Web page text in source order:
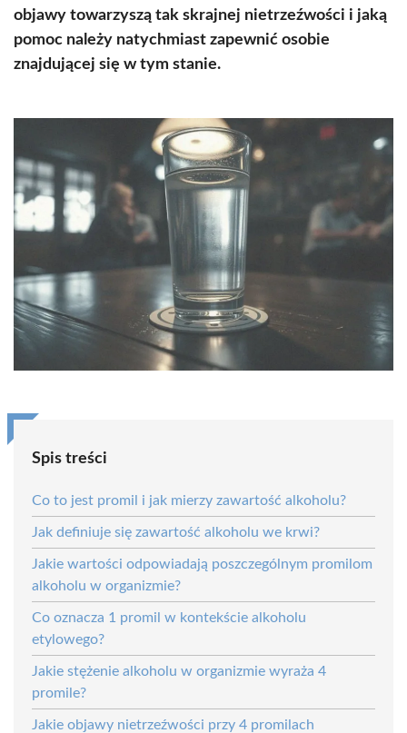
objawy towarzyszą tak skrajnej nietrzeźwości i jaką
pomoc należy natychmiast zapewnić osobie
znajdującej się w tym stanie.
Spis treści
Co to jest promil i jak mierzy zawartość alkoholu?
Jak definiuje się zawartość alkoholu we krwi?
Jakie wartości odpowiadają poszczególnym promilom
alkoholu w organizmie?
Co oznacza 1 promil w kontekście alkoholu
etylowego?
Jakie stężenie alkoholu w organizmie wyraża 4
promile?
Jakie objawy nietrzeźwości przy 4 promilach